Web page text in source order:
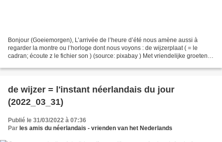
Bonjour (Goeiemorgen), L’arrivée de l’heure d’été nous amène aussi à
regarder la montre ou l’horloge dont nous voyons : de wijzerplaat ( = le
cadran; écoute z le fichier son ) (source: pixabay ) Met vriendelijke groeten
de wijzer = l'instant néerlandais du jour
(2022_03_31)
Publié le 31/03/2022 à 07:36
Par les amis du néerlandais - vrienden van het Nederlands